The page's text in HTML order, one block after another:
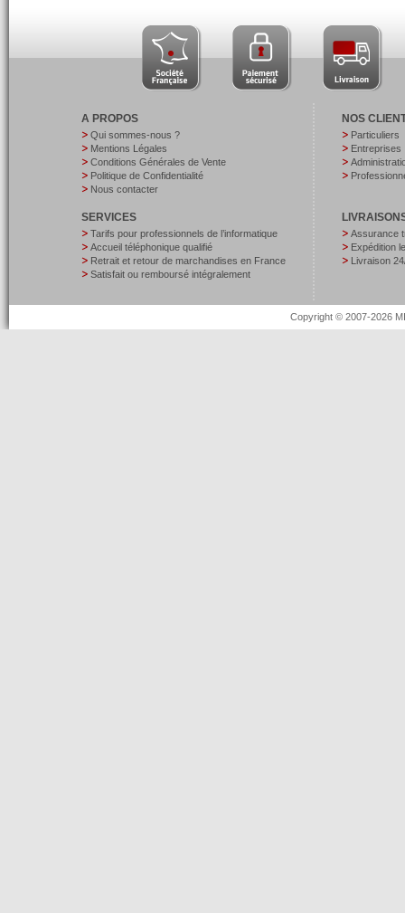
A PROPOS
Qui sommes-nous ?
Mentions Légales
Conditions Générales de Vente
Politique de Confidentialité
Nous contacter
SERVICES
Tarifs pour professionnels de l’informatique
Accueil téléphonique qualifié
Retrait et retour de marchandises en France
Satisfait ou remboursé intégralement
NOS
Particuliers
Entreprises
Assurance
Expédition
Livraison
Copyright © 2007-2026